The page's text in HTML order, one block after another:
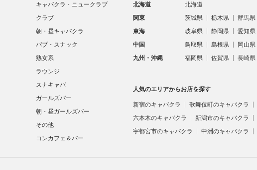
キャバクラ・ニュークラブ
クラブ
朝・昼キャバクラ
パブ・スナック
熟女系
ラウンジ
スナキャバ
ガールズバー
朝・昼ガールズバー
その他
コンカフェ＆バー
北海道 北海道
関東
茨城県 栃木県 群馬県
東海
岐阜県 静岡県 愛知県
中国
鳥取県 島根県 岡山県
九州・沖縄
福岡県 佐賀県 長崎県
人気のエリアからお店を探す
新宿のキャバクラ 歌舞伎町のキャバクラ
六本木のキャバクラ
新潟市のキャバクラ
宇都宮市のキャバクラ
中洲のキャバクラ